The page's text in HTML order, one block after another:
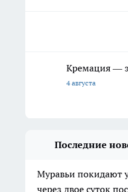
Кремация —
4 августа
Последние
Муравьи покидают
через двое суток